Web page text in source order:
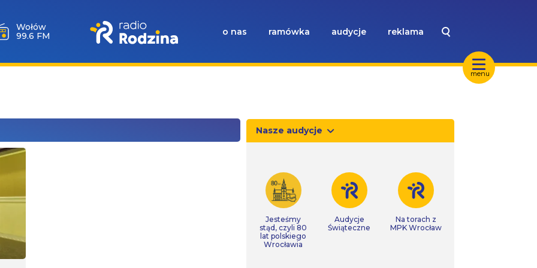
menu
Wołów
99.6 FM
o nas ramówka audycje reklama
Nasze audycje
Jesteśmy
stąd, czyli 80
lat polskiego
Wrocławia
Audycje
Świąteczne
Na torach z
MPK Wrocław